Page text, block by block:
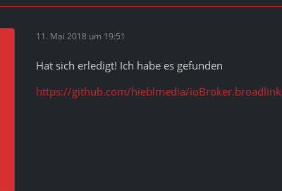
11. Mai 2018 um 19:51
Hat sich erledigt! Ich habe es gefunden
https://github.com/hieblmedia/ioBroker.broadlink